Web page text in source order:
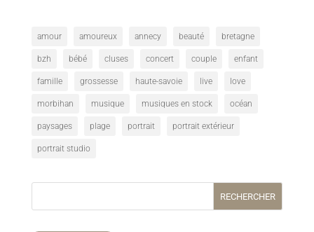
amour amoureux annecy beauté bretagne
bzh bébé cluses concert couple enfant
famille grossesse haute-savoie live love
morbihan musique musiques en stock océan
paysages plage portrait portrait extérieur
portrait studio
RECHERCHER